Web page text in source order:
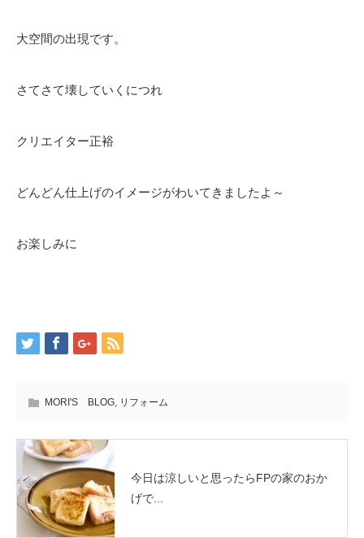
大空間の出現です。
さてさて壊していくにつれ
クリエイター正裕
どんどん仕上げのイメージがわいてきましたよ～
お楽しみに
MORI'S BLOG, リフォーム
今日は涼しいと思ったらFPの家のおか
げで...